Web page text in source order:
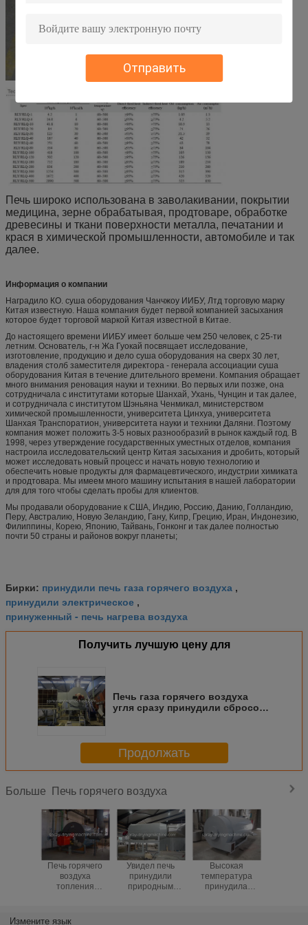
Отправить
Печь широко использована в заволакивании, покрытии
медицина, зерне обрабатывая, продтоваре, обработке
древесины и ткани поверхности металла, печатании и
крася в химической промышленности, автомобиле и так
далее.
Информация о компании
Наградило КО. суша оборудования Чанчжоу ИИБУ, Лтд торговую марку
Китая известную. Наша компания будет первой компанией засыхания
которое будет торговой маркой Китая известной в Китае.
До настоящего времени ИИБУ имеет больше чем 250 человек, с 25-ти
летним. Основатель, г-н Жа Гуокай посвящает исследование,
изготовление, продукцию и дело суша оборудования на сверх 30 лет,
владения столб заместителя директора - генерала ассоциации суша
оборудования Китая в течение длительного времени. Компания обращает
много внимания реновация науки и техники. Во первых или позже, она
сотрудничала с институтами которые Шанхай, Ухань, Чунцин и так далее,
и сотрудничала с институтом Шэньяна Ченмикал, министерством
химической промышленности, университета Цинхуа, университета
Шанхая Транспоратион, университета науки и техники Даляни. Поэтому
компания может положить 3-5 новых разнообразий в рынок каждый год. В
1998, через утверждение государственных уместных отделов, компания
настроила исследовательский центр Китая засыхания и дробить, который
может исследовать новый процесс и начать новую технологию и
обеспечить новые продукты для фармацевтического, индустрии химиката
и продтовара. Мы имеем много машину испытания в нашей лаборатории
для для того чтобы сделать пробы для клиентов.
Мы продавали оборудование к США, Индию, Россию, Данию, Голландию,
Перу, Австралию, Новую Зеландию, Гану, Кипр, Грецию, Иран, Индонезию,
Филиппины, Корею, Японию, Тайвань, Гонконг и так далее полностью
почти 50 страны и районов вокруг планеты;
Бирки: принудили печь газа горячего воздуха ,
принудили электрическое ,
принуженный - печь нагрева воздуха
Получить лучшую цену для
Печь газа горячего воздуха
угля сразу принудили сбросом,
холодильного агрегата
Продолжать
Больше Печь горячего воздуха
Печь горячего
воздуха
топления
дизельная для
Увидел печь
принудили
природным
Высокая
температура
принудила
Измените язык